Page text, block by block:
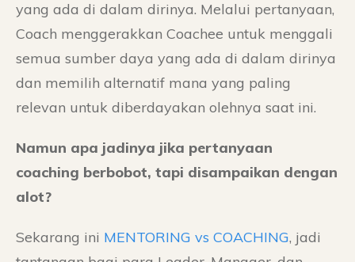
yang ada di dalam dirinya. Melalui pertanyaan,
Coach menggerakkan Coachee untuk menggali
semua sumber daya yang ada di dalam dirinya
dan memilih alternatif mana yang paling
relevan untuk diberdayakan olehnya saat ini.
Namun apa jadinya jika pertanyaan
coaching berbobot, tapi disampaikan dengan
alot?
Sekarang ini MENTORING vs COACHING, jadi